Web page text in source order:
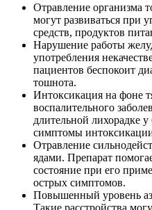
Отравление организма
могут развиваться при
средств, продуктов
Нарушение работы
употребления
пациентов беспокоит
тошнота.
Интоксикация на фоне
воспалительного
длительной лихорадке
симптомы
Отравление
ядами. Препарат
состояние при его
острых симптомов.
Повышенный уровень
Такие расстройства